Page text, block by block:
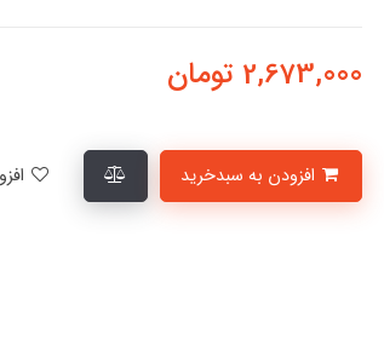
2,673,000 تومان